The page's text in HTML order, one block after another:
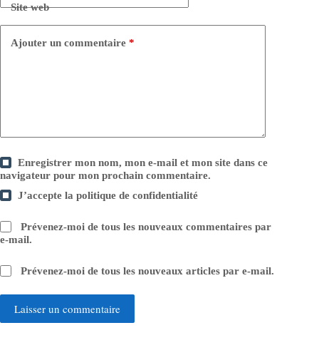
Site web
Ajouter un commentaire *
Enregistrer mon nom, mon e-mail et mon site dans ce
navigateur pour mon prochain commentaire.
J’accepte lapolitique de confidentialité
Prévenez-moi de tous les nouveaux commentaires par
e-mail.
Prévenez-moi de tous les nouveaux articles par e-mail.
Laisser un commentaire